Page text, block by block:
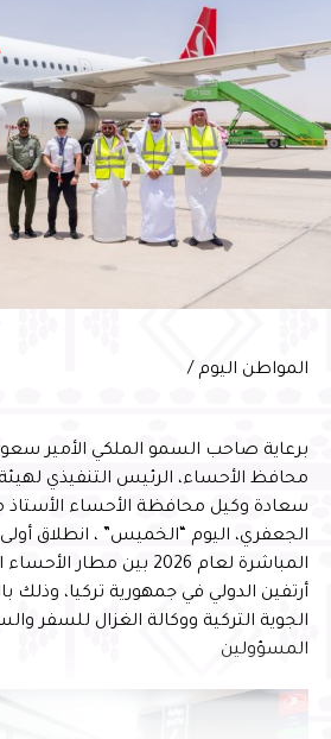
بصمات لرعاية وتنمية الأيتام
وبرامج نوعية أسهمت في تمكين الأيتام
واجتماعيًا، وتنمية قدراتهم، وتعزيز
محفزة للإبداع والتميز، مثمنًا دور
الحكومية في إنجاح البرنامج، مؤكدًا أن
القطاع غير الربحي والجهات الحكومية
ركيزة أساسية لتعظيم الأثر المستدام،
المجتمعية، وتمكين الأجيال الواعدة من
مستقبل الوطن
وأشار سموّه إلى أن احتضان البرنامج
إنجاح المبادرات التنموية وتعظيم
المواطن اليوم /
برعاية صاحب السمو الملكي الأمير
محافظ الأحساء، الرئيس التنفيذي
سعادة وكيل محافظة الأحساء الأستاذ
الجعفري، اليوم “الخميس” ، انطلاق
المباشرة لعام 2026 بين
أرتفين الدولي في جمهورية تركيا، وذلك
الجوية التركية ووكالة الغزال للسفر
المسؤولين